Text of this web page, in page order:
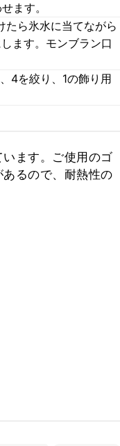
ます。
たら氷水に当てながら
ます。モンブラン口
4を絞り、1の飾り用
ます。ご使用のゴ
るので、耐熱性の